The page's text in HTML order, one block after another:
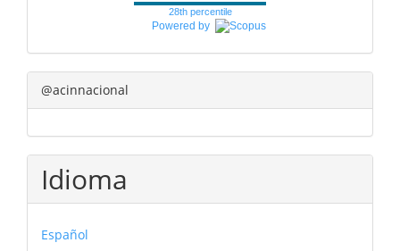
28th percentile
Powered by
@acinnacional
Idioma
Español